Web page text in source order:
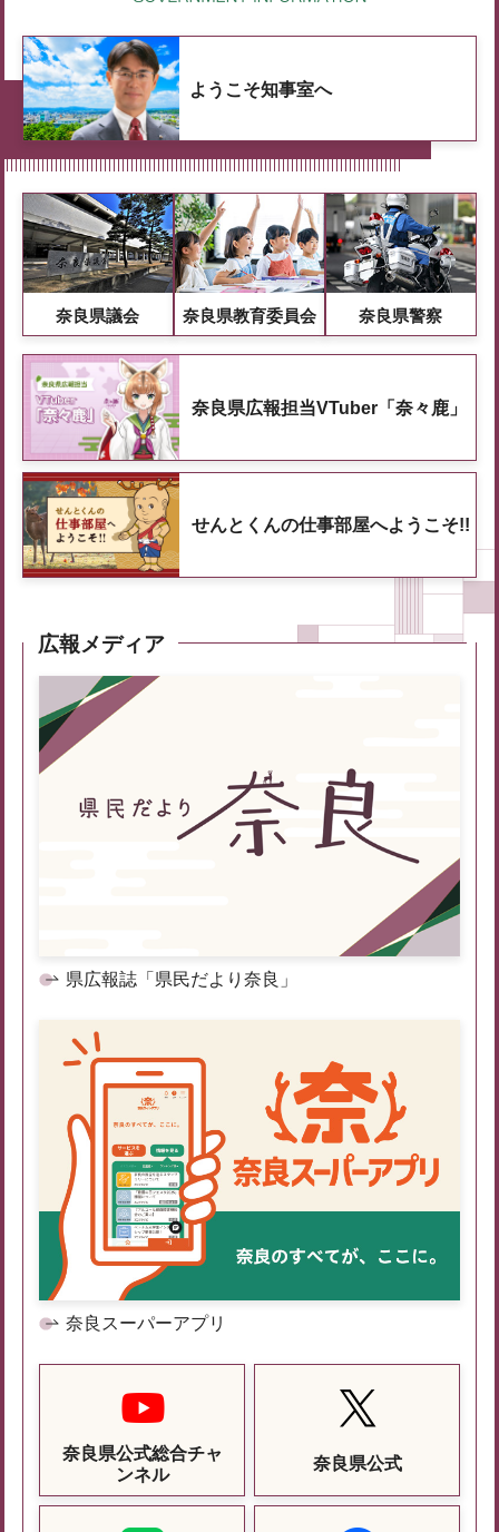
ようこそ知事室へ
奈良県議会 奈良県教育委員会 奈良県警察
奈良県広報担当VTuber「奈々鹿」
せんとくんの仕事部屋へようこそ!!
広報メディア
県広報誌「県民だより奈良」
奈良スーパーアプリ
奈良県公式総合チャ
ンネル
奈良県公式